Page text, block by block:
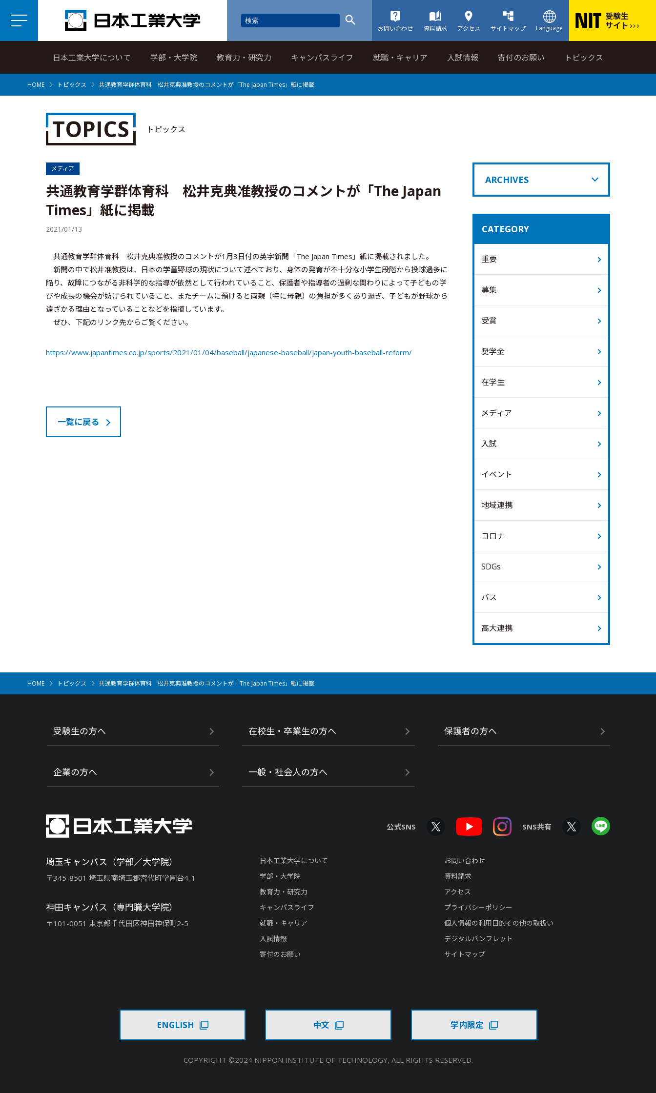
お問い合わせ 資料請求 アクセス サイトマップ Language
受験生
サイト
日本工業大学について 学部・大学院 教育力・研究力 キャンパスライフ 就職・キャリア 入試情報 寄付のお願い トピックス
HOME トピックス 共通教育学群体育科 松井克典准教授のコメントが「The Japan Times」紙に掲載
TOPICS トピックス
メディア
共通教育学群体育科 松井克典准教授のコメントが「The Japan
Times」紙に掲載
2021/01/13
共通教育学群体育科 松井克典准教授のコメントが1月3日付の英字新聞「The Japan Times」紙に掲載されました。
新聞の中で松井准教授は、日本の学童野球の現状について述べており、身体の発育が不十分な小学生段階から投球過多に
陥り、故障につながる非科学的な指導が依然として行われていること、保護者や指導者の過剰な関わりによって子どもの学
びや成長の機会が妨げられていること、またチームに預けると両親（特に母親）の負担が多くあり過ぎ、子どもが野球から
遠ざかる理由となっていることなどを指摘しています。
ぜひ、下記のリンク先からご覧ください。
https://www.japantimes.co.jp/sports/2021/01/04/baseball/japanese-baseball/japan-youth-baseball-reform/
一覧に戻る
ARCHIVES
CATEGORY
重要
募集
受賞
奨学金
在学生
メディア
入試
イベント
地域連携
コロナ
SDGs
バス
高大連携
HOME トピックス 共通教育学群体育科 松井克典准教授のコメントが「The Japan Times」紙に掲載
受験生の方へ 在校生・卒業生の方へ 保護者の方へ
企業の方へ 一般・社会人の方へ
埼玉キャンパス（学部／大学院）
〒345-8501 埼玉県南埼玉郡宮代町学園台4-1
神田キャンパス（専門職大学院）
〒101-0051 東京都千代田区神田神保町2-5
日本工業大学について
学部・大学院
教育力・研究力
キャンパスライフ
就職・キャリア
入試情報
寄付のお願い
お問い合わせ
資料請求
アクセス
プライバシーポリシー
個人情報の利用目的その他の取扱い
デジタルパンフレット
サイトマップ
公式SNS SNS共有
ENGLISH 中文 学内限定
COPYRIGHT ©2024 NIPPON INSTITUTE OF TECHNOLOGY, ALL RIGHTS RESERVED.